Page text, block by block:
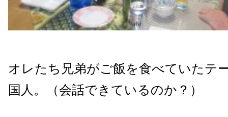
オレたち兄弟がご飯を食べていたテ
国人。（会話できているのか？）